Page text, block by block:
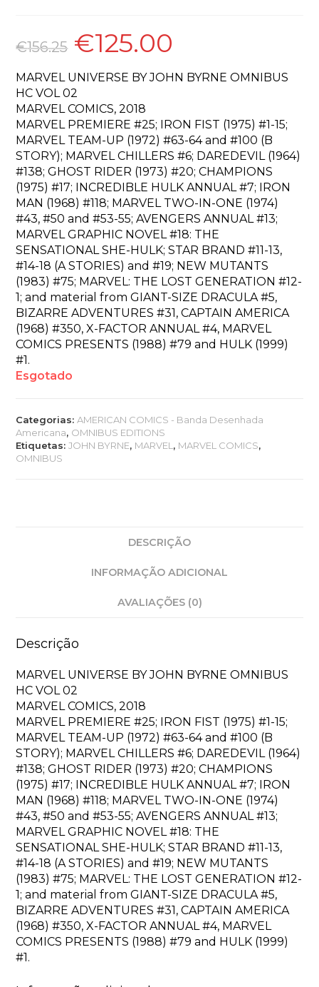
€156.25
O
preço
original
€156.25.
€125.00
€125.00.
MARVEL UNIVERSE BY JOHN BYRNE OMNIBUS
HC VOL 02
MARVEL COMICS, 2018
MARVEL PREMIERE #25; IRON FIST (1975) #1-15;
MARVEL TEAM-UP (1972) #63-64 and #100 (B
STORY); MARVEL CHILLERS #6; DAREDEVIL (1964)
#138; GHOST RIDER (1973) #20; CHAMPIONS
(1975) #17; INCREDIBLE HULK ANNUAL #7; IRON
MAN (1968) #118; MARVEL TWO-IN-ONE (1974)
#43, #50 and #53-55; AVENGERS ANNUAL #13;
MARVEL GRAPHIC NOVEL #18: THE
SENSATIONAL SHE-HULK; STAR BRAND #11-13,
#14-18 (A STORIES) and #19; NEW MUTANTS
(1983) #75; MARVEL: THE LOST GENERATION #12-
1; and material from GIANT-SIZE DRACULA #5,
BIZARRE ADVENTURES #31, CAPTAIN AMERICA
(1968) #350, X-FACTOR ANNUAL #4, MARVEL
COMICS PRESENTS (1988) #79 and HULK (1999)
#1.
Esgotado
Categorias: AMERICAN COMICS - Banda Desenhada
Americana, OMNIBUS EDITIONS
Etiquetas:JOHN BYRNE, MARVEL , MARVEL COMICS,
OMNIBUS
DESCRIÇÃO
INFORMAÇÃO ADICIONAL
AVALIAÇÕES (0)
Descrição
MARVEL UNIVERSE BY JOHN BYRNE OMNIBUS
HC VOL 02
MARVEL COMICS, 2018
MARVEL PREMIERE #25; IRON FIST (1975) #1-15;
MARVEL TEAM-UP (1972) #63-64 and #100 (B
STORY); MARVEL CHILLERS #6; DAREDEVIL (1964)
#138; GHOST RIDER (1973) #20; CHAMPIONS
(1975) #17; INCREDIBLE HULK ANNUAL #7; IRON
MAN (1968) #118; MARVEL TWO-IN-ONE (1974)
#43, #50 and #53-55; AVENGERS ANNUAL #13;
MARVEL GRAPHIC NOVEL #18: THE
SENSATIONAL SHE-HULK; STAR BRAND #11-13,
#14-18 (A STORIES) and #19; NEW MUTANTS
(1983) #75; MARVEL: THE LOST GENERATION #12-
1; and material from GIANT-SIZE DRACULA #5,
BIZARRE ADVENTURES #31, CAPTAIN AMERICA
(1968) #350, X-FACTOR ANNUAL #4, MARVEL
COMICS PRESENTS (1988) #79 and HULK (1999)
#1.